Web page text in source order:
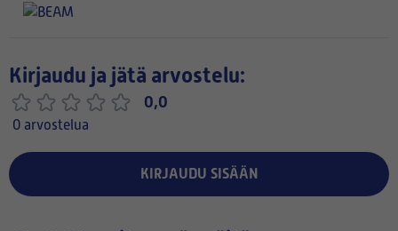
Kirjaudu ja jätä arvostelu:
0,0
0 arvostelua
KIRJAUDU SISÄÄN